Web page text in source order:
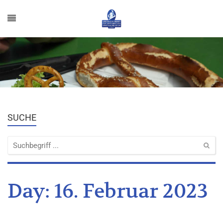
SUCHE
Day: 16. Februar 2023